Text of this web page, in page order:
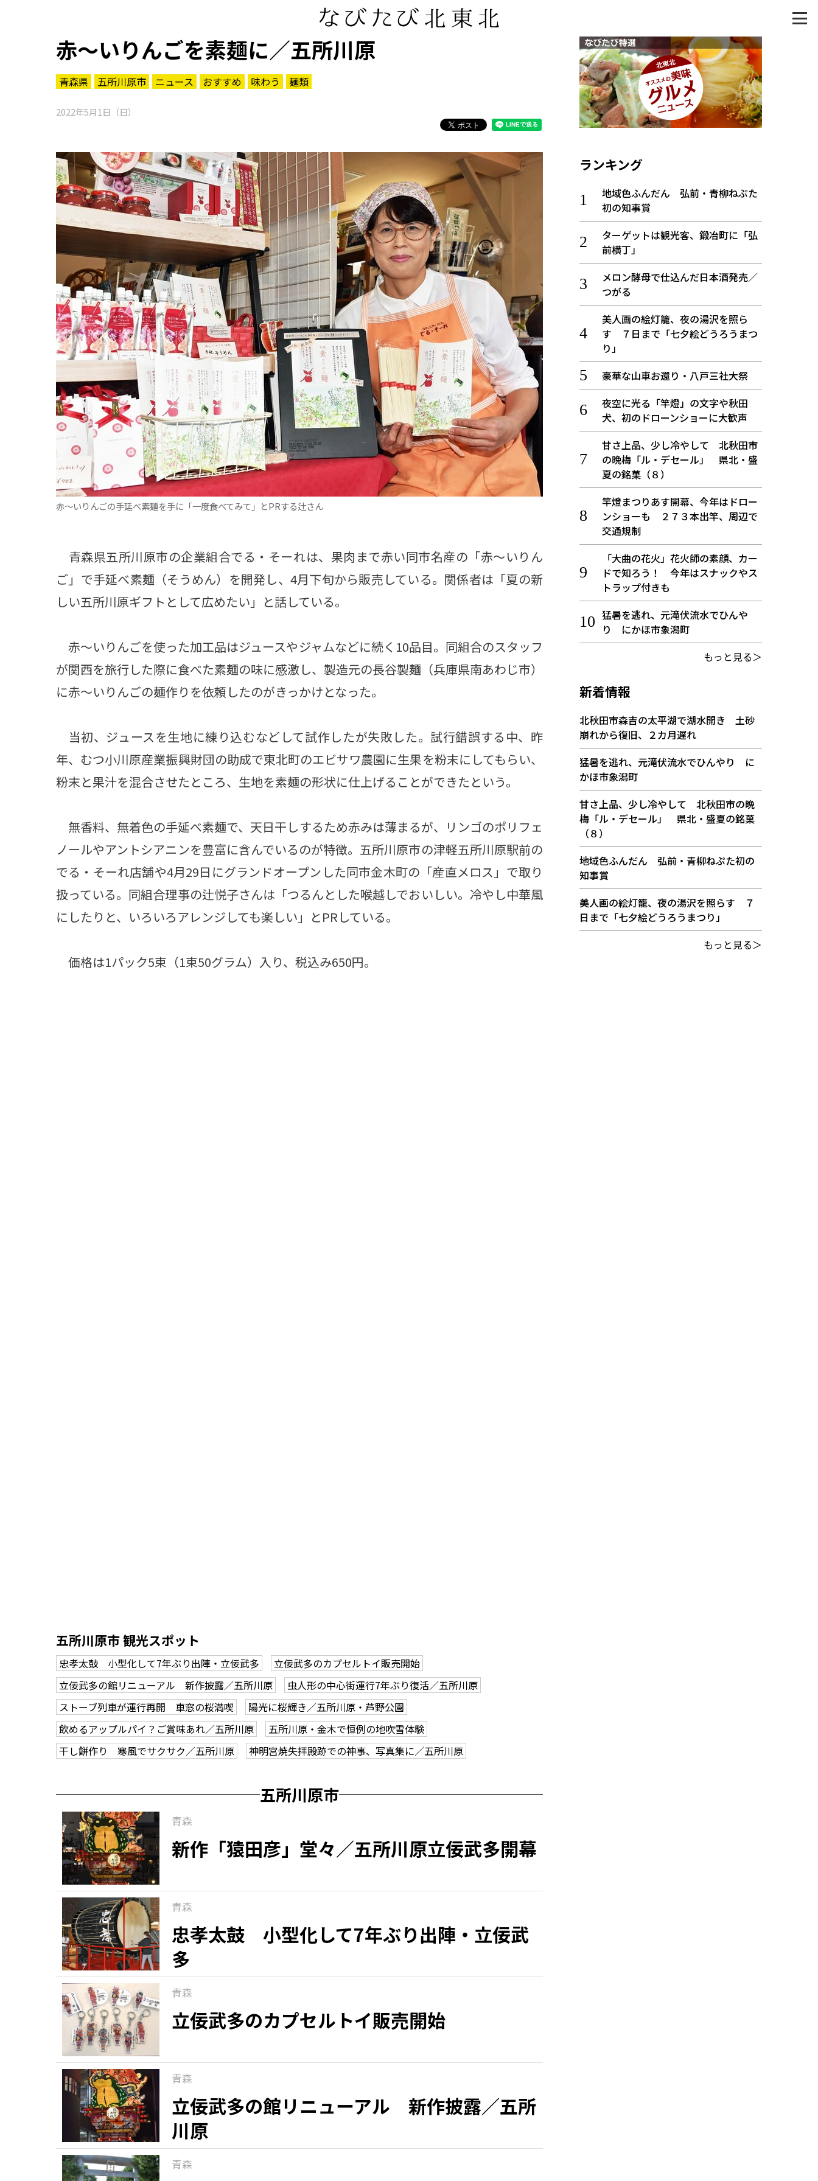
赤～いりんごを素麺に／五所川原
青森県 五所川原市 ニュース おすすめ 味わう 麺類
2022年5月1日（日）
赤～いりんごの手延べ素麺を手に「一度食べてみて」とPRする辻さん
青森県五所川原市の企業組合でる・そーれは、果肉まで赤い同市名産の「赤～いりん
ご」で手延べ素麺（そうめん）を開発し、4月下旬から販売している。関係者は「夏の新
しい五所川原ギフトとして広めたい」と話している。
赤～いりんごを使った加工品はジュースやジャムなどに続く10品目。同組合のスタッフ
が関西を旅行した際に食べた素麺の味に感激し、製造元の長谷製麺（兵庫県南あわじ市）
に赤～いりんごの麺作りを依頼したのがきっかけとなった。
当初、ジュースを生地に練り込むなどして試作したが失敗した。試行錯誤する中、昨
年、むつ小川原産業振興財団の助成で東北町のエビサワ農園に生果を粉末にしてもらい、
粉末と果汁を混合させたところ、生地を素麺の形状に仕上げることができたという。
無香料、無着色の手延べ素麺で、天日干しするため赤みは薄まるが、リンゴのポリフェ
ノールやアントシアニンを豊富に含んでいるのが特徴。五所川原市の津軽五所川原駅前の
でる・そーれ店舗や4月29日にグランドオープンした同市金木町の「産直メロス」で取り
扱っている。同組合理事の辻悦子さんは「つるんとした喉越しでおいしい。冷やし中華風
にしたりと、いろいろアレンジしても楽しい」とPRしている。
価格は1パック5束（1束50グラム）入り、税込み650円。
五所川原市 観光スポット
忠孝太鼓 小型化して7年ぶり出陣・立佞武多
立佞武多のカプセルトイ販売開始
立佞武多の館リニューアル 新作披露／五所川原
虫人形の中心街運行7年ぶり復活／五所川原
ストーブ列車が運行再開 車窓の桜満喫
陽光に桜輝き／五所川原・芦野公園
飲めるアップルパイ？ご賞味あれ／五所川原
五所川原・金木で恒例の地吹雪体験
干し餅作り 寒風でサクサク／五所川原
神明宮焼失拝殿跡での神事、写真集に／五所川原
五所川原市
青森
新作「猿田彦」堂々／五所川原立佞武多開幕
青森
忠孝太鼓 小型化して7年ぶり出陣・立佞武
多
青森
立佞武多のカプセルトイ販売開始
青森
立佞武多の館リニューアル 新作披露／五所
川原
青森
ランキング
地域色ふんだん 弘前・青柳ねぷた
初の知事賞
ターゲットは観光客、鍛冶町に「弘
前横丁」
メロン酵母で仕込んだ日本酒発売／
つがる
美人画の絵灯籠、夜の湯沢を照ら
す ７日まで「七夕絵どうろうまつ
り」
豪華な山車お還り・八戸三社大祭
夜空に光る「竿燈」の文字や秋田
犬、初のドローンショーに大歓声
甘さ上品、少し冷やして 北秋田市
の晩梅「ル・デセール」 県北・盛
夏の銘菓（８）
竿燈まつりあす開幕、今年はドロー
ンショーも ２７３本出竿、周辺で
交通規制
「大曲の花火」花火師の素顔、カー
ドで知ろう！ 今年はスナックやス
トラップ付きも
猛暑を逃れ、元滝伏流水でひんや
り にかほ市象潟町
もっと見る＞
新着情報
北秋田市森吉の太平湖で湖水開き 土砂
崩れから復旧、２カ月遅れ
猛暑を逃れ、元滝伏流水でひんやり に
かほ市象潟町
甘さ上品、少し冷やして 北秋田市の晩
梅「ル・デセール」 県北・盛夏の銘菓
（８）
地域色ふんだん 弘前・青柳ねぷた初の
知事賞
美人画の絵灯籠、夜の湯沢を照らす ７
日まで「七夕絵どうろうまつり」
もっと見る＞
まつり・イベント
おみやげ・特産
道の駅・産直
アウトドア・レジャー
ご当地グルメ